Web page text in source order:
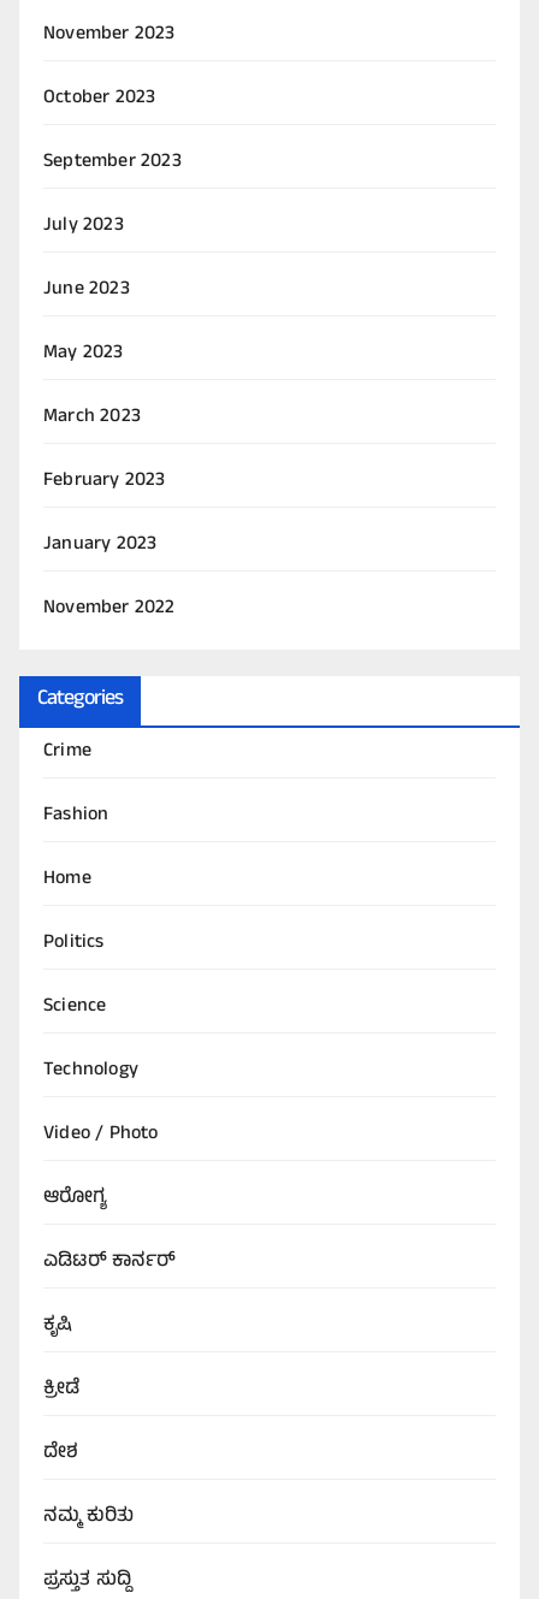
November 2023
October 2023
September 2023
July 2023
June 2023
May 2023
March 2023
February 2023
January 2023
November 2022
Categories
Crime
Fashion
Home
Politics
Science
Technology
Video / Photo
ಆರೋಗ್ಯ
ಎಡಿಟರ್‌ ಕಾರ್ನರ್
ಕೃಷಿ
ಕ್ರೀಡೆ
ದೇಶ
ನಮ್ಮ ಕುರಿತು
ಪ್ರಸ್ತುತ ಸುದ್ದಿ